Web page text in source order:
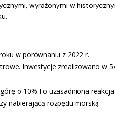
wyrażonymi w
w porównaniu z 2022 r.
Inwestycje zrealizowano w
o 10%.To uzasadniona reakcja
nabierającą rozpędu morską